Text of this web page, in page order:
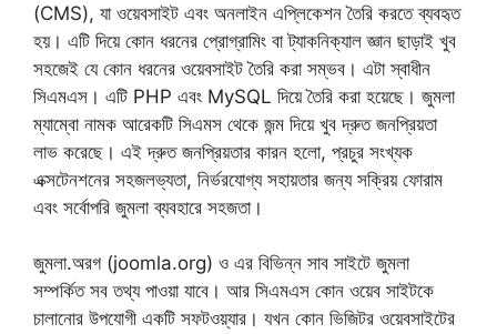
(CMS), যা ওয়েবসাইট এবং অনলাইন এপ্লিকেশন তৈরি করতে ব্যবহৃত
হয়। এটি দিয়ে কোন ধরনের প্রোগ্রামিং বা ট্যাকনিক্যাল জ্ঞান ছাড়াই খুব
সহজেই যে কোন ধরনের ওয়েবসাইট তৈরি করা সম্ভব। এটা স্বাধীন
সিএমএস। এটি PHP এবং MySQL দিয়ে তৈরি করা হয়েছে। জুমলা
ম্যাম্বো নামক আরেকটি সিএমস থেকে জন্ম দিয়ে খুব দ্রুত জনপ্রিয়তা
লাভ করেছে। এই দ্রুত জনপ্রিয়তার কারন হলো, প্রচুর সংখ্যক
এক্সটেনশনের সহজলভ্যতা, নির্ভরযোগ্য সহায়তার জন্য সক্রিয় ফোরাম
এবং সর্বোপরি জুমলা ব্যবহারে সহজতা।
জুমলা.অরগ (joomla.org) ও এর বিভিন্ন সাব সাইটে জুমলা
সম্পর্কিত সব তথ্য পাওয়া যাবে। আর সিএমএস কোন ওয়েব সাইটকে
চালানোর উপযোগী একটি সফটওয়্যার। যখন কোন ভিজিটর ওয়েবসাইটের